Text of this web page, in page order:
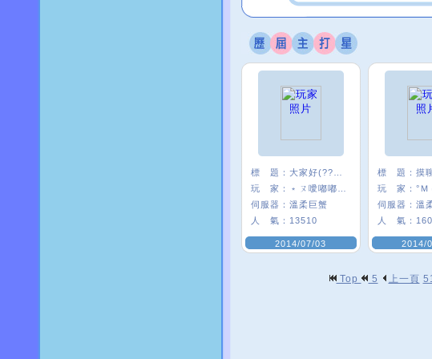
標 題：
玩 家：
伺服器： 溫柔巨蟹
人 氣： 13510
2014/07/03
標 題： 摸
玩 家：
伺服器： 溫
人 氣：
2014/
Top 5 上一頁